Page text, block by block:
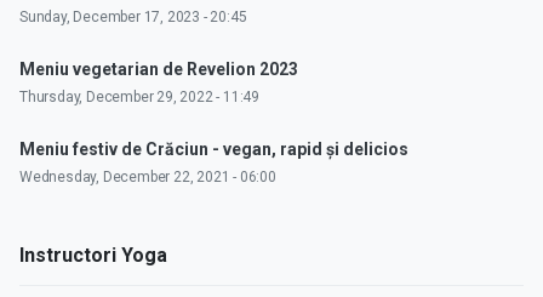
Sunday, December 17, 2023 - 20:45
Meniu vegetarian de Revelion 2023
Thursday, December 29, 2022 - 11:49
Meniu festiv de Crăciun - vegan, rapid și delicios
Wednesday, December 22, 2021 - 06:00
Instructori Yoga